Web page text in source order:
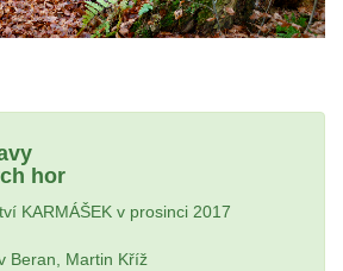
hor
KARMÁŠEK v prosinci 2017
Beran, Martin Kříž